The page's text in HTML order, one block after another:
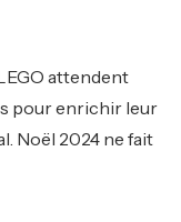
attendent
pour enrichir leur
Noël 2024 ne fait